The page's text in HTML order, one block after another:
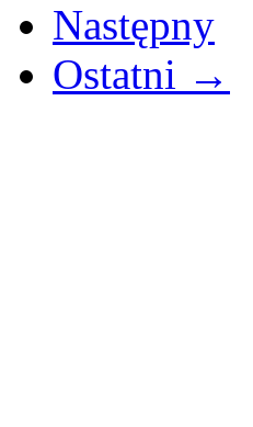
Następny
Ostatni →